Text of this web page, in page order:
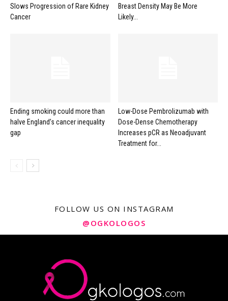
Slows Progression of Rare Kidney
Cancer
Breast Density May Be More
Likely...
Ending smoking could more than
halve England’s cancer inequality
gap
Low-Dose Pembrolizumab with
Dose-Dense Chemotherapy
Increases pCR as Neoadjuvant
Treatment for...
FOLLOW US ON INSTAGRAM
@OGKOLOGOS